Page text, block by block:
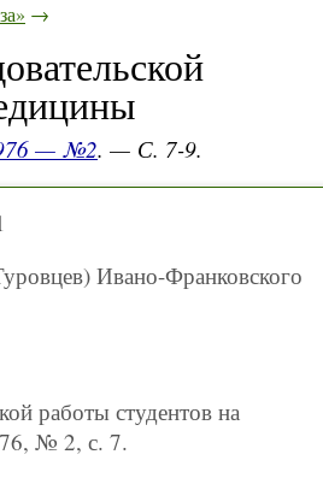
→
— №2. — С. 7-9.
Ивано-Франковского
работы студентов на
№ 2, с. 7.